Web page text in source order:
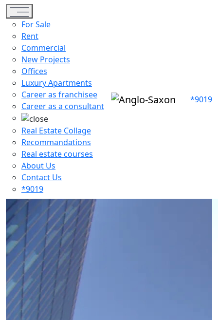
Toggle navigation
For Sale
Rent
Commercial
New Projects
Offices
Luxury Apartments
Career as franchisee
Career as a consultant
Real Estate Collage
Recommandations
Real estate courses
About Us
Contact Us
*9019
*9019